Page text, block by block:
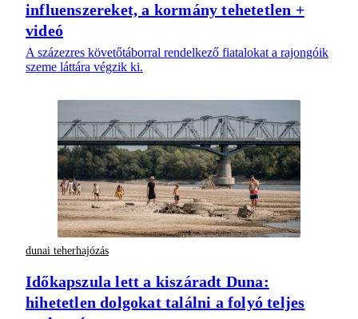
influenszereket, a kormány tehetetlen +
videó
A százezres követőtáborral rendelkező fiatalokat a rajongóik
szeme láttára végzik ki.
dunai teherhajózás
Időkapszula lett a kiszáradt Duna:
hihetetlen dolgokat találni a folyó teljes